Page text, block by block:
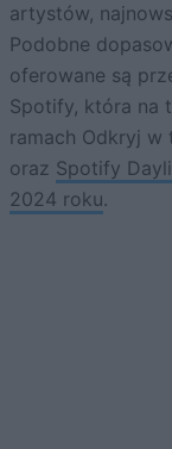
artystów,
Podobne
oferowane są
Spotify, która na
ramach Odkryj w
oraz Spotify
2024 roku.